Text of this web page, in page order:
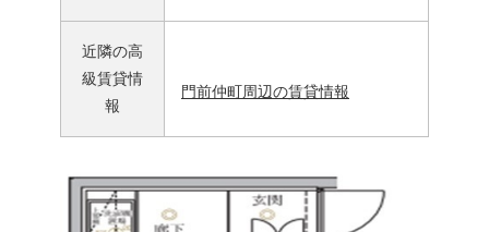
近隣の高
級賃貸情
報
門前仲町周辺の賃貸情報